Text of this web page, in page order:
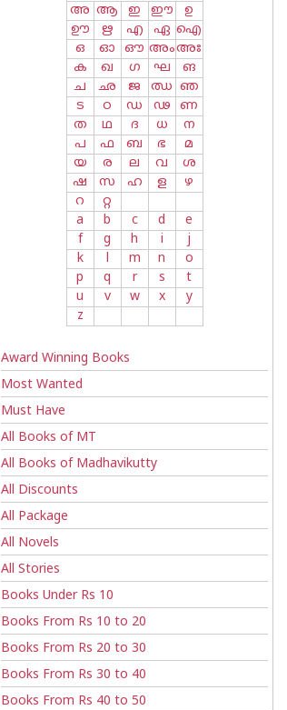
അ ആ ഇ ഈ
ഉ
ഊ
ഋ എ ഏ ഐ
ഒ
ഓ ഔ അംഅഃ
ക
ഖ ഗ ഘ
ങ
ച
ഛ ജ ഝ ഞ
ട
ഠ ഡ ഢ
ണ
ത
ഥ ദ ധ
ന
പ
ഫ ബ ഭ
മ
യ
ര ല വ
ശ
ഷ
സ ഹ ള
ഴ
റ
റ്റ
a
b c d
e
f
g h i
j
k
l m n
o
p
q r s
t
u
v w x
y
z
Award Winning Books
Most Wanted
Must Have
All Books of MT
All Books of Madhavikutty
All Discounts
All Package
All Novels
All Stories
Books Under Rs 10
Books From Rs 10 to 20
Books From Rs 20 to 30
Books From Rs 30 to 40
Books From Rs 40 to 50